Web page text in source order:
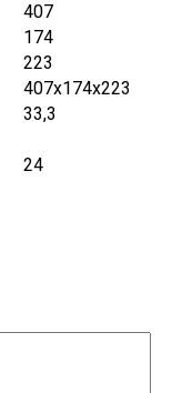
407
174
223
407х174х223
33,3
24